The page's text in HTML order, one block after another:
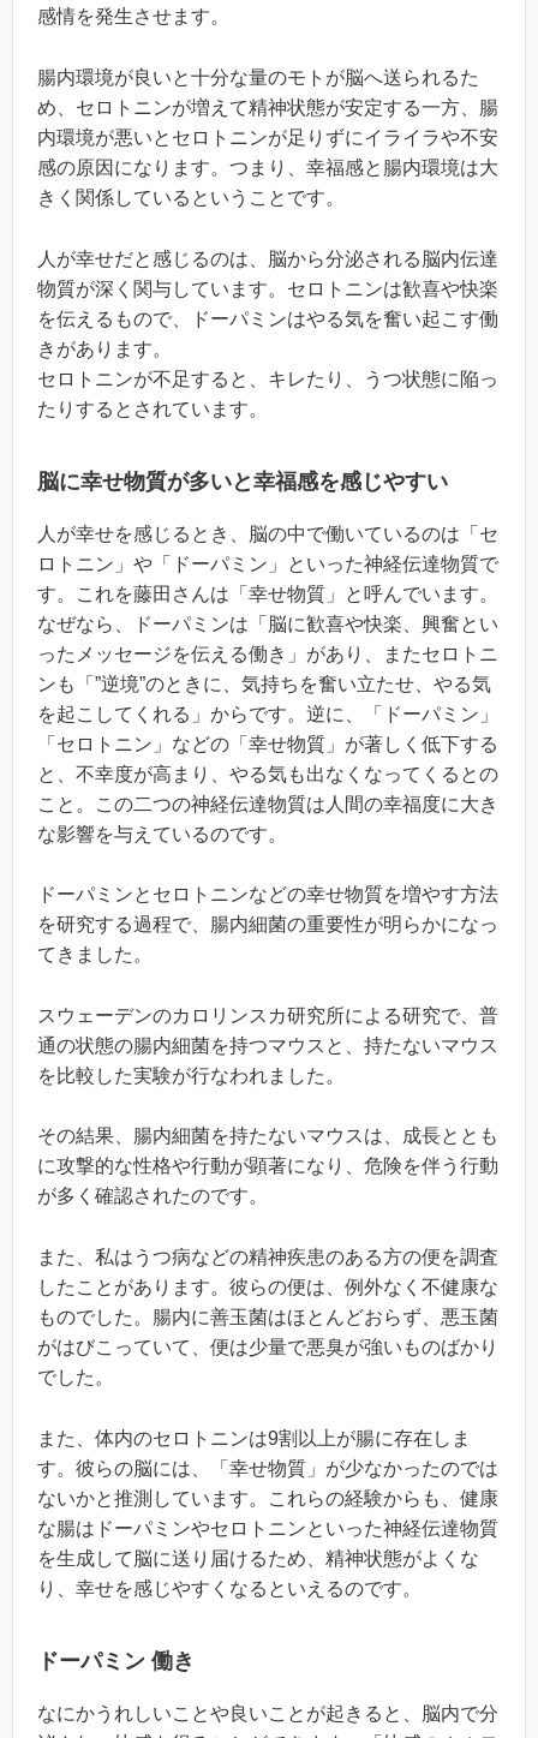
感情を発生させます。
腸内環境が良いと十分な量のモトが脳へ送られるた
め、セロトニンが増えて精神状態が安定する一方、腸
内環境が悪いとセロトニンが足りずにイライラや不安
感の原因になります。つまり、幸福感と腸内環境は大
きく関係しているということです。
人が幸せだと感じるのは、脳から分泌される脳内伝達
物質が深く関与しています。セロトニンは歓喜や快楽
を伝えるもので、ドーパミンはやる気を奮い起こす働
きがあります。
セロトニンが不足すると、キレたり、うつ状態に陥っ
たりするとされています。
脳に幸せ物質が多いと幸福感を感じやすい
人が幸せを感じるとき、脳の中で働いているのは「セ
ロトニン」や「ドーパミン」といった神経伝達物質で
す。これを藤田さんは「幸せ物質」と呼んでいます。
なぜなら、ドーパミンは「脳に歓喜や快楽、興奮とい
ったメッセージを伝える働き」があり、またセロトニ
ンも「”逆境”のときに、気持ちを奮い立たせ、やる気
を起こしてくれる」からです。逆に、「ドーパミン」
「セロトニン」などの「幸せ物質」が著しく低下する
と、不幸度が高まり、やる気も出なくなってくるとの
こと。この二つの神経伝達物質は人間の幸福度に大き
な影響を与えているのです。
ドーパミンとセロトニンなどの幸せ物質を増やす方法
を研究する過程で、腸内細菌の重要性が明らかになっ
てきました。
スウェーデンのカロリンスカ研究所による研究で、普
通の状態の腸内細菌を持つマウスと、持たないマウス
を比較した実験が行なわれました。
その結果、腸内細菌を持たないマウスは、成長ととも
に攻撃的な性格や行動が顕著になり、危険を伴う行動
が多く確認されたのです。
また、私はうつ病などの精神疾患のある方の便を調査
したことがあります。彼らの便は、例外なく不健康な
ものでした。腸内に善玉菌はほとんどおらず、悪玉菌
がはびこっていて、便は少量で悪臭が強いものばかり
でした。
また、体内のセロトニンは9割以上が腸に存在しま
す。彼らの脳には、「幸せ物質」が少なかったのでは
ないかと推測しています。これらの経験からも、健康
な腸はドーパミンやセロトニンといった神経伝達物質
を生成して脳に送り届けるため、精神状態がよくな
り、幸せを感じやすくなるといえるのです。
ドーパミン 働き
なにかうれしいことや良いことが起きると、脳内で分